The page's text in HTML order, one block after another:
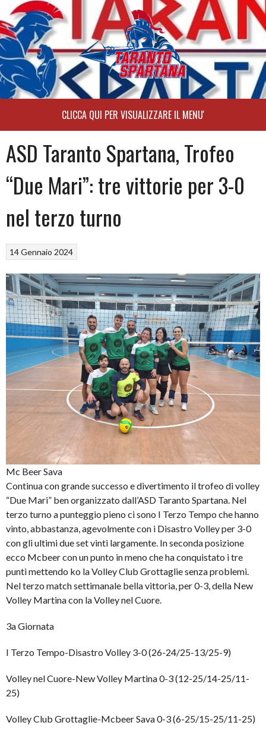
Skip
to
content
ASD Taranto Spartana, Trofeo
“Due Mari”: tre vittorie per 3-0
nel terzo turno
14 Gennaio 2024
Mc Beer Sava
Continua con grande successo e divertimento il trofeo di volley
“Due Mari” ben organizzato dall’ASD Taranto Spartana. Nel
terzo turno a punteggio pieno ci sono I Terzo Tempo che hanno
vinto, abbastanza, agevolmente con i Disastro Volley per 3-0
con gli ultimi due set vinti largamente. In seconda posizione
ecco Mcbeer con un punto in meno che ha conquistato i tre
punti mettendo ko la Volley Club Grottaglie senza problemi.
Nel terzo match settimanale bella vittoria, per 0-3, della New
Volley Martina con la Volley nel Cuore.
3a Giornata
I Terzo Tempo-Disastro Volley 3-0 (26-24/25-13/25-9)
Volley nel Cuore-New Volley Martina 0-3 (12-25/14-25/11-
25)
Volley Club Grottaglie-Mcbeer Sava 0-3 (6-25/15-25/11-25)